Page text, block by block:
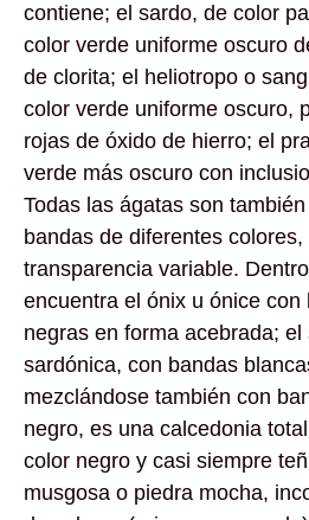
contiene; el sardo, de color
color verde uniforme oscuro
de clorita; el heliotropo o
color verde uniforme oscuro,
rojas de óxido de hierro; el
verde más oscuro con
Todas las ágatas son
bandas de diferentes
transparencia variable.
encuentra el ónix u ónice con
negras en forma acebrada; el
sardónica, con bandas
mezclándose también con
negro, es una calcedonia
color negro y casi siempre
musgosa o piedra mocha,